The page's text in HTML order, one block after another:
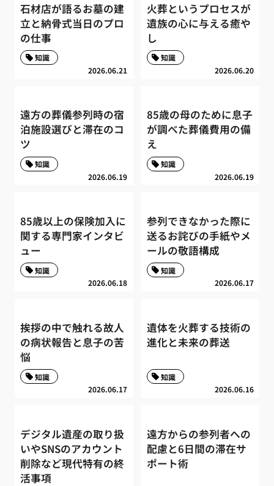
石材店が語るお墓の建
立と納骨式当日のプロ
の仕事
2026.06.21
知識
火葬というプロセスが
遺族の心に与える癒や
し
2026.06.20
知識
遠方の葬儀参列時の宿
泊施設選びと滞在のコ
ツ
2026.06.19
知識
85歳の母のために息子
が調べた葬儀費用の備
え
2026.06.19
知識
85歳以上の保険加入に
関する専門家インタビ
ュー
2026.06.18
知識
参列できなかった際に
送るお詫びの手紙やメ
ールの敬語構成
2026.06.17
知識
挨拶の中で触れる故人
の病状報告と息子の苦
悩
2026.06.17
知識
遺体を火葬する技術の
進化と未来の葬送
2026.06.16
知識
デジタル遺産の取り扱
いやSNSのアカウント
削除など現代特有の終
活事項
遠方からの参列者への
配慮と6日間の滞在サ
ポート術